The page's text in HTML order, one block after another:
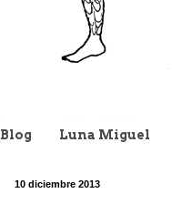
Blog Luna Miguel
10 diciembre 2013